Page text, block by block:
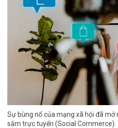
Sự bùng nổ của mạng xã hội đã mở
sắm trực tuyến (Social